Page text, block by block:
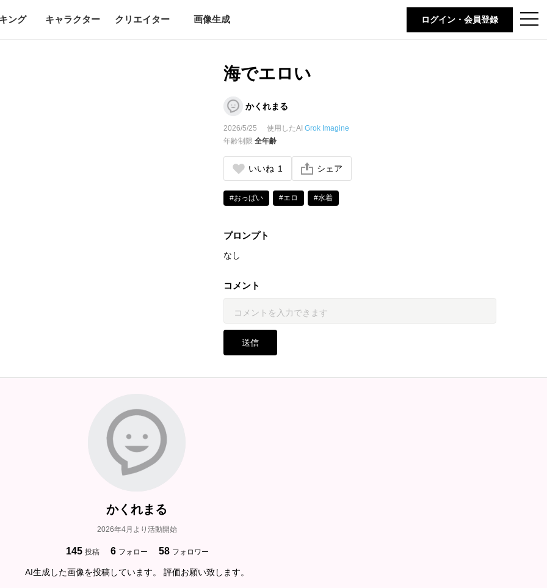
t
o
ング キャラクター クリエイター 画像生成 ログイン・会員登録
海でエロい
かくれまる
2026/5/25 使用したAI Grok Imagine
年齢制限 全年齢
いいね 1 シェア
#おっぱい #エロ #水着
プロンプト
なし
コメント
送信
かくれまる
2026年4月より活動開始
145 投稿 6 フォロー 58 フォロワー
AI生成した画像を投稿しています。 評価お願い致します。